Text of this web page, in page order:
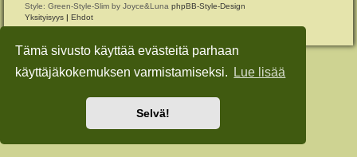
Tämä sivusto käyttää evästeitä parhaan
käyttäjäkokemuksen varmistamiseksi.
Lue lisää
Selvä!
Style: Green-Style-Slim by Joyce&Luna phpBB-Style-Design
Yksityisyys | Ehdot